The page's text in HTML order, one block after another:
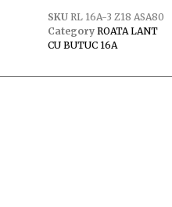
SKU RL 16A-3 Z18 ASA80
Category ROATA LANT
CU BUTUC 16A